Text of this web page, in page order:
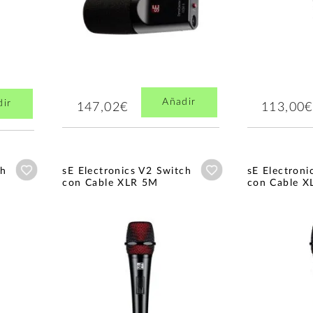
147,02€ Añadir 113,00€
Añadir a wishlist
sE Electronics V2 Switch
con Cable XLR 5M
Añadir a wishlist
sE
con Cable